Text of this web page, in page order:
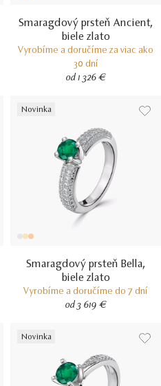
Smaragdový prsteň Ancient,
biele zlato
Vyrobíme a doručíme za viac ako
30 dní
od 1 326 €
Novinka
Smaragdový prsteň Bella,
biele zlato
Vyrobíme a doručíme do 7 dní
od 3 619 €
Novinka